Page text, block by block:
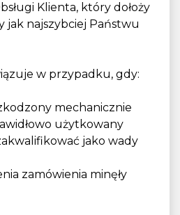
Klienta, który dołoży
jak najszybciej Państwu
w przypadku, gdy:
mechanicznie
użytkowany
jako wady
zamówienia minęły